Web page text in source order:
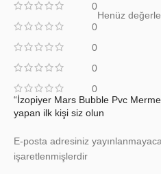
0
0
0
0
0
Henüz
“İzopiyer Mars Bubble Pvc
yapan ilk kişi siz olun
E-posta adresiniz
işaretlenmişlerdir